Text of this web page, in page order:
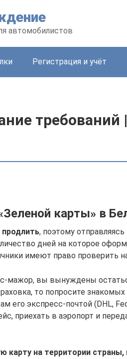
автомобилистов
Регистрация и учёт
требований
карты» в
продлить, поэтому
дней на которое
имеют право проверить
мажор, вы вынуждены
то попросите
его экспресс-почтой (DHL,
приехать в аэропорт и
карту на территории страны,